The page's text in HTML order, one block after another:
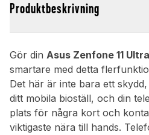
Produktbeskrivning
Gör din Asus Zenfone 11 Ultra
smartare med detta
Det här är inte bara ett
ditt mobila bioställ, och din
plats för några kort och
viktigaste nära till hands.